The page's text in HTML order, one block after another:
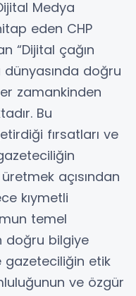
Medya
eden CHP
“Dijital çağın
doğru
zamankinden
Bu
fırsatları ve
açısından
kıymetli
temel
doğru bilgiye
gazeteciliğin etik
ve özgür